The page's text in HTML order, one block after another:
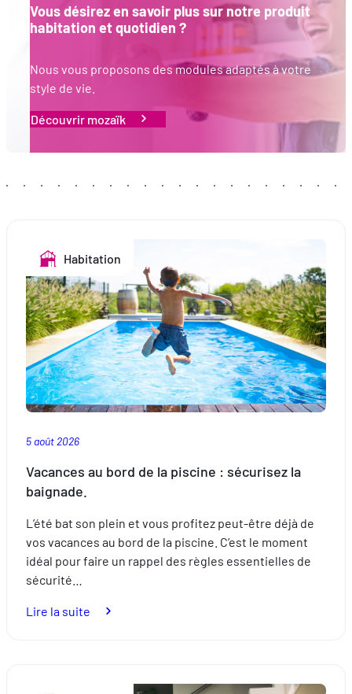
Vous désirez en savoir plus sur notre produit
habitation et quotidien ?
Nous vous proposons des modules adaptés à votre
style de vie.
Découvrir mozaïk
Habitation
5 août 2026
Vacances au bord de la piscine : sécurisez la
baignade.
L’été bat son plein et vous profitez peut-être déjà de
vos vacances au bord de la piscine. C’est le moment
idéal pour faire un rappel des règles essentielles de
sécurité…
Lire la suite